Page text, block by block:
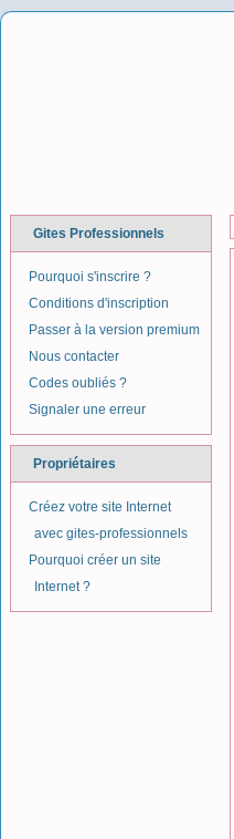
Gites Professionnels
Pourquoi s'inscrire ?
Conditions d'inscription
Passer à la version premium
Nous contacter
Codes oubliés ?
Signaler une erreur
Propriétaires
Créez votre site Internet
avec gites-professionnels
Pourquoi créer un site
Internet ?